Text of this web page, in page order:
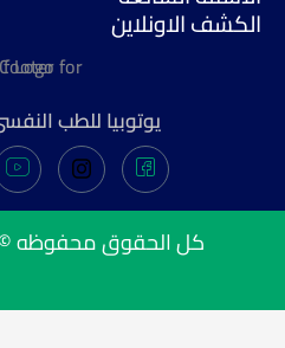
الكشف الاونلاين
يوتوبيا للطب
كل الحقوق محفوظه © 2024